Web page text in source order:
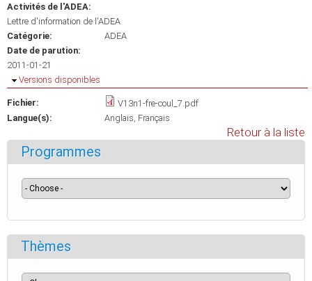
Activités de l'ADEA:
Lettre d'information de l'ADEA
Catégorie:
ADEA
Date de parution:
2011-01-21
Masquer
Versions disponibles
Fichier:
V13n1-fre-coul_7.pdf
Langue(s):
Anglais Français
Retour à la liste
Programmes
Thèmes